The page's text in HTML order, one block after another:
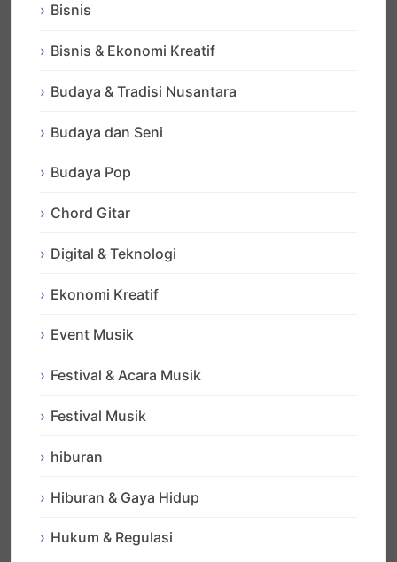
Bisnis
Bisnis & Ekonomi Kreatif
Budaya & Tradisi Nusantara
Budaya dan Seni
Budaya Pop
Chord Gitar
Digital & Teknologi
Ekonomi Kreatif
Event Musik
Festival & Acara Musik
Festival Musik
hiburan
Hiburan & Gaya Hidup
Hukum & Regulasi